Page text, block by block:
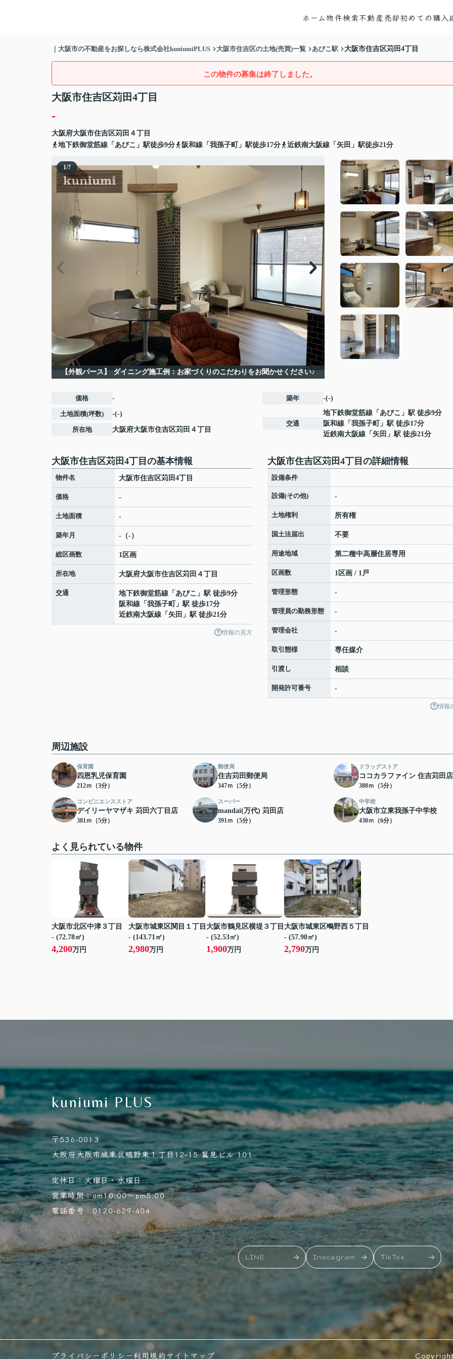
ホーム物件検索不動産売却初めての購入
｜大阪市の不動産をお探しなら株式会社kuniumiPLUS 大阪市住吉区の土地(売買)一覧 あびこ駅 大阪市住吉区苅田4丁目
この物件の募集は終了しました。
大阪市住吉区苅田4丁目
-
大阪府大阪市住吉区苅田 ４丁目
地下鉄御堂筋線「あびこ」駅徒歩9分
阪和線「我孫子町」駅徒歩17分 近鉄南大阪線「矢田」駅徒歩21分
1/7
【外観パース】 ダイニング施工例：お家づくりのこだわりをお聞かせください♪
価格 -
土地面積(坪数) -(-)
所在地 大阪府大阪市住吉区苅田 ４丁目
築年 -(-)
交通
地下鉄御堂筋線 「 あびこ 」駅 徒歩9分
阪和線 「 我孫子町
」駅 徒歩17分
近鉄南大阪線 「 矢田 」駅 徒歩21分
大阪市住吉区苅田4丁目の基本情報
物件名 大阪市住吉区苅田4丁目
価格 -
土地面積 -
築年月 -（-）
総区画数 1区画
所在地 大阪府大阪市住吉区苅田 ４丁目
交通 地下鉄御堂筋線 「 あびこ 」駅 徒歩9分
阪和線 「 我孫子町
」駅 徒歩17分
近鉄南大阪線 「 矢田 」駅 徒歩21分
情報の見方
大阪市住吉区苅田4丁目の詳細情報
設備条件
設備(その他) -
土地権利 所有権
国土法届出 不要
用途地域 第二種中高層住居専用
区画数 1区画 / 1戸
管理形態 -
管理員の勤務形態 -
管理会社 -
取引態様 専任媒介
引渡し 相談
開発許可番号 -
情報
周辺施設
保育園
四恩乳児保育園
212ｍ（3分）
郵便局
住吉苅田郵便局
347ｍ（5分）
ドラッグストア
ココカラファイン 住吉苅田店
380ｍ（5分）
コンビニエンスストア
デイリーヤマザキ 苅田六丁目店
381ｍ（5分）
スーパー
mandai(万代) 苅田店
391ｍ（5分）
中学校
大阪市立東我孫子中学校
430ｍ（6分）
よく見られている物件
大阪市北区中津３丁目
- (72.78㎡)
4,200万円
大阪市城東区関目１丁目
- (143.71㎡)
2,980万円
大阪市鶴見区横堤３丁目
- (52.53㎡)
1,900万円
大阪市城東区鴫野西５丁目
- (57.90㎡)
2,790万円
kuniumi PLUS
〒536-0013
大阪府大阪市城東区鴫野東１丁目12-15 鷲見ビル 101
定休日：火曜日・水曜日
営業時間：am10:00～pm8:00
電話番号：0120-629-404
LINE Instagram TikTok
プライバシーポリシー利用規約サイトマップ